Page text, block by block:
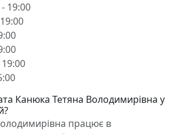
19:00
Канюка Тетяна Володимирівна у
працює в